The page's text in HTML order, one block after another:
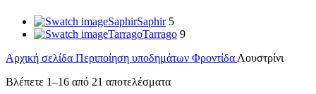
SaphirSaphir 5
TarragoTarrago 9
Αρχική σελίδα Περιποίηση υποδημάτων Φροντίδα Λουστρίνι
Βλέπετε 1–16 από 21 αποτελέσματα